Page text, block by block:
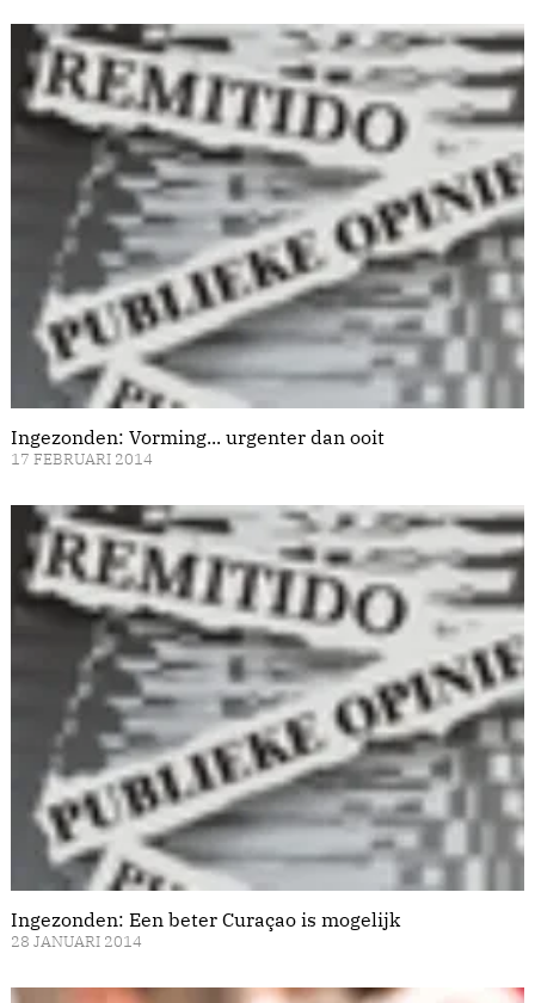
Ingezonden: Vorming... urgenter dan ooit
17 FEBRUARI 2014
Ingezonden: Een beter Curaçao is mogelijk
28 JANUARI 2014